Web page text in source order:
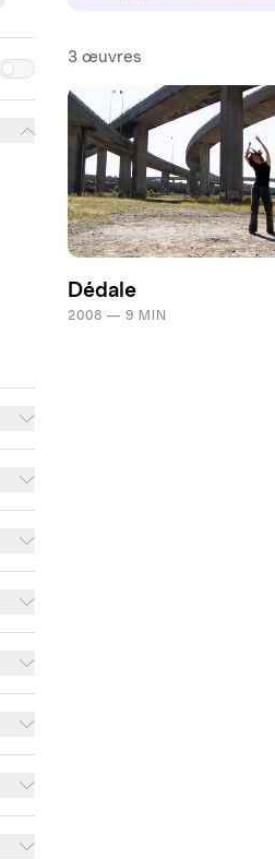
3 œuvres
Dédale
2008 — 9 MIN